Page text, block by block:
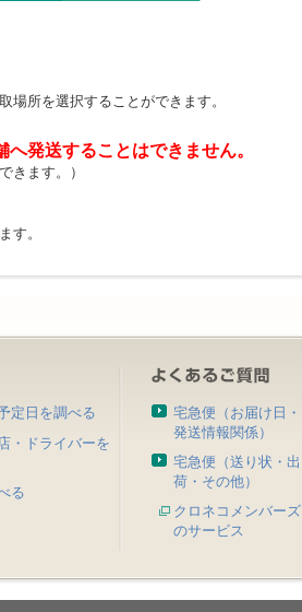
場所を選択することができます。
発送することはできません。
きます。）
す。
定日を調べる
・ドライバーを
る
宅急便（お届け日・
発送情報関係）
宅急便（送り状・出
荷・その他）
クロネコメンバーズ
のサービス